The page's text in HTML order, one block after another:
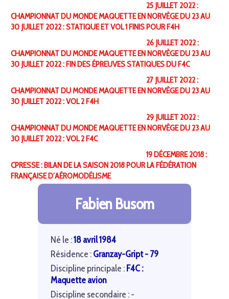
25 JUILLET 2022 :
CHAMPIONNAT DU MONDE MAQUETTE EN NORVÈGE DU 23 AU
30 JUILLET 2022 : STATIQUE ET VOL 1 FINIS POUR F4H
26 JUILLET 2022 :
CHAMPIONNAT DU MONDE MAQUETTE EN NORVÈGE DU 23 AU
30 JUILLET 2022 : FIN DES ÉPREUVES STATIQUES DU F4C
27 JUILLET 2022 :
CHAMPIONNAT DU MONDE MAQUETTE EN NORVÈGE DU 23 AU
30 JUILLET 2022 : VOL 2 F4H
29 JUILLET 2022 :
CHAMPIONNAT DU MONDE MAQUETTE EN NORVÈGE DU 23 AU
30 JUILLET 2022 : VOL 2 F4C
19 DÉCEMBRE 2018 :
CPRESSE : BILAN DE LA SAISON 2018 POUR LA FÉDÉRATION
FRANÇAISE D’AÉROMODÉLISME
Fabien Busom
Né le :18 avril 1984
Résidence :Granzay-Gript - 79
Discipline principale :F4C :
Maquette avion
Discipline secondaire : -